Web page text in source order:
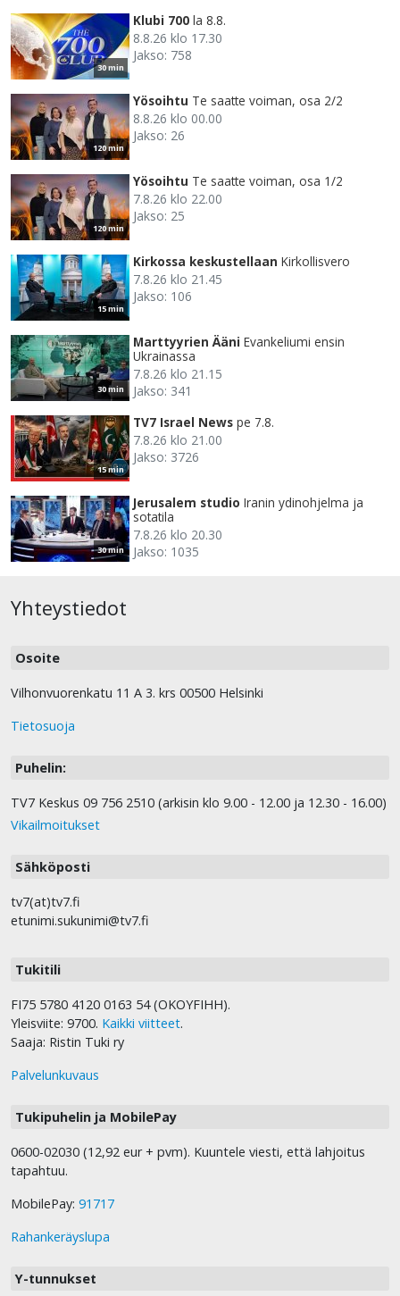
30 min
Klubi 700 la 8.8.
8.8.26 klo 17.30
Jakso: 758
120 min
Yösoihtu Te saatte voiman, osa 2/2
8.8.26 klo 00.00
Jakso: 26
120 min
Yösoihtu Te saatte voiman, osa 1/2
7.8.26 klo 22.00
Jakso: 25
15 min
Kirkossa keskustellaan Kirkollisvero
7.8.26 klo 21.45
Jakso: 106
30 min
Marttyyrien Ääni Evankeliumi ensin
Ukrainassa
7.8.26 klo 21.15
Jakso: 341
15 min
TV7 Israel News pe 7.8.
7.8.26 klo 21.00
Jakso: 3726
30 min
Jerusalem studio Iranin ydinohjelma ja
sotatila
7.8.26 klo 20.30
Jakso: 1035
Yhteystiedot
Osoite
Vilhonvuorenkatu 11 A 3. krs 00500 Helsinki
Tietosuoja
Puhelin:
TV7 Keskus 09 756 2510 (arkisin klo 9.00 - 12.00 ja 12.30 - 16.00)
Vikailmoitukset
Sähköposti
tv7(at)tv7.fi
etunimi.sukunimi@tv7.fi
Tukitili
FI75 5780 4120 0163 54 (OKOYFIHH).
Yleisviite: 9700. Kaikki viitteet.
Saaja: Ristin Tuki ry
Palvelunkuvaus
Tukipuhelin ja MobilePay
0600-02030 (12,92 eur + pvm). Kuuntele viesti, että lahjoitus
tapahtuu.
MobilePay: 91717
Rahankeräyslupa
Y-tunnukset